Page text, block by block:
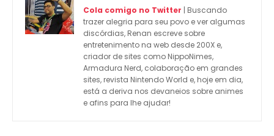
Cola comigo no Twitter | Buscando
trazer alegria para seu povo e ver algumas
discórdias, Renan escreve sobre
entretenimento na web desde 200X e,
criador de sites como NippoNimes,
Armadura Nerd, colaboração em grandes
sites, revista Nintendo World e, hoje em dia,
está a deriva nos devaneios sobre animes
e afins para lhe ajudar!